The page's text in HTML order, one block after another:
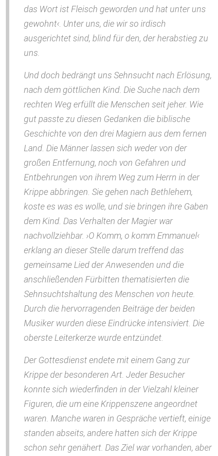
das Wort ist Fleisch geworden und hat unter uns
gewohnt‹. Unter uns, die wir so irdisch
ausgerichtet sind, blind für den, der herabstieg zu
uns.
Und doch bedrängt uns Sehnsucht nach Erlösung,
nach dem göttlichen Kind. Die Suche nach dem
rechten Weg erfüllt die Menschen seit jeher. Wie
gut passte zu diesen Gedanken die biblische
Geschichte von den drei Magiern aus dem fernen
Land. Die Männer lassen sich weder von der
großen Entfernung, noch von Gefahren und
Entbehrungen von ihrem Weg zum Herrn in der
Krippe abbringen. Sie gehen nach Bethlehem,
koste es was es wolle, und sie bringen ihre Gaben
dem Kind. Das Verhalten der Magier war
nachvollziehbar. ›O Komm, o komm Emmanuel‹
erklang an dieser Stelle darum treffend das
gemeinsame Lied der Anwesenden und die
anschließenden Fürbitten thematisierten die
Sehnsuchtshaltung des Menschen von heute.
Durch die hervorragenden Beiträge der beiden
Musiker wurden diese Eindrücke intensiviert. Die
oberste Leiterkerze wurde entzündet.
Der Gottesdienst endete mit einem Gang zur
Krippe der besonderen Art. Jeder Besucher
konnte sich wiederfinden in der Vielzahl kleiner
Figuren, die um eine Krippenszene angeordnet
waren. Manche waren in Gespräche vertieft, einige
standen abseits, andere hatten sich der Krippe
schon sehr genähert. Das Ziel war vorhanden, aber